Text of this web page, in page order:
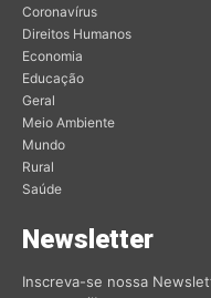
Coronavírus
Direitos Humanos
Economia
Educação
Geral
Meio Ambiente
Mundo
Rural
Saúde
Newsletter
Inscreva-se nossa